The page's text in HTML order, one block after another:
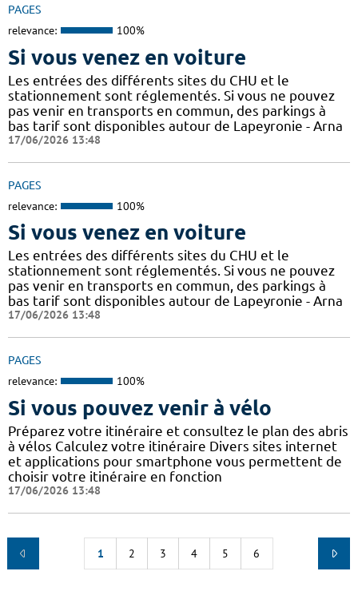
PAGES
relevance: 100%
Si vous venez en voiture
Les entrées des différents sites du CHU et le
stationnement sont réglementés. Si vous ne pouvez
pas venir en transports en commun, des parkings à
bas tarif sont disponibles autour de Lapeyronie - Arna
17/06/2026 13:48
PAGES
relevance: 100%
Si vous venez en voiture
Les entrées des différents sites du CHU et le
stationnement sont réglementés. Si vous ne pouvez
pas venir en transports en commun, des parkings à
bas tarif sont disponibles autour de Lapeyronie - Arna
17/06/2026 13:48
PAGES
relevance: 100%
Si vous pouvez venir à vélo
Préparez votre itinéraire et consultez le plan des abris
à vélos Calculez votre itinéraire Divers sites internet
et applications pour smartphone vous permettent de
choisir votre itinéraire en fonction
17/06/2026 13:48
1 2 3 4 5 6